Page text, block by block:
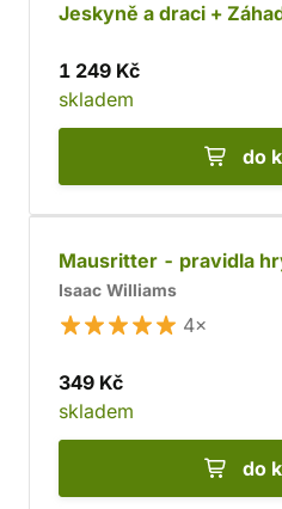
Jeskyně a draci +
1 249 Kč
skladem
do
Mausritter - pravidla
Isaac Williams
4×
349 Kč
skladem
do